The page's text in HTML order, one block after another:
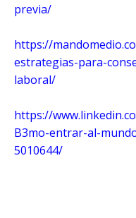
previa/
https://
estrategias-para-
laboral/
https://
B3mo-entrar-al-
5010644/